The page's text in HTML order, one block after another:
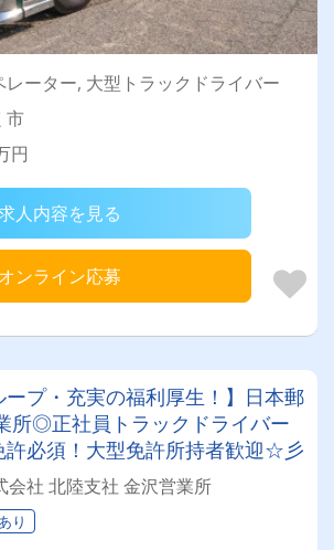
ーター, 大型トラックドライバー
市
円
人内容を見る
オンライン応募
ープ・充実の福利厚生！】日本郵
所◎正社員トラックドライバー
必須！大型免許所持者歓迎☆彡
会社 北陸支社 金沢営業所
り